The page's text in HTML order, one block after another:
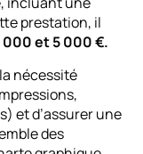
prestation, il
et 5 000 €.
nécessité
et d’assurer une
des